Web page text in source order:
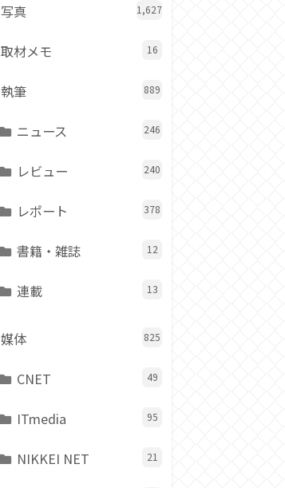
写真 1,627
取材メモ 16
執筆 889
ニュース 246
レビュー 240
レポート 378
書籍・雑誌 12
連載 13
媒体 825
CNET 49
ITmedia 95
NIKKEI NET 21